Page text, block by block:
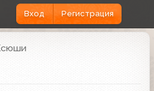
Вход Регистрация